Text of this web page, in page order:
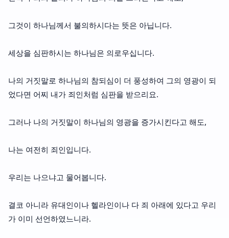
그것이 하나님께서 불의하시다는 뜻은 아닙니다.
세상을 심판하시는 하나님은 의로우십니다.
나의 거짓말로 하나님의 참되심이 더 풍성하여 그의 영광이 되
었다면 어찌 내가 죄인처럼 심판을 받으리요.
그러나 나의 거짓말이 하나님의 영광을 증가시킨다고 해도,
나는 여전히 죄인입니다.
우리는 나으냐고 물어봅니다.
결코 아니라 유대인이나 헬라인이나 다 죄 아래에 있다고 우리
가 이미 선언하였느니라.